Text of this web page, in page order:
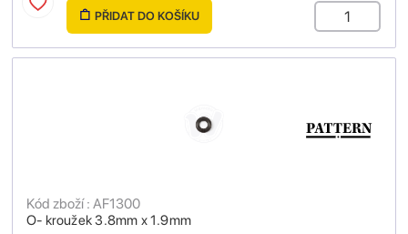
PŘIDAT DO KOŠÍKU
O- kroužek 3.8mm x 1.9mm
Kód zboží : AF1300